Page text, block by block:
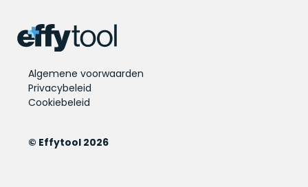
Algemene voorwaarden
Privacybeleid
Cookiebeleid
© Effytool 2026